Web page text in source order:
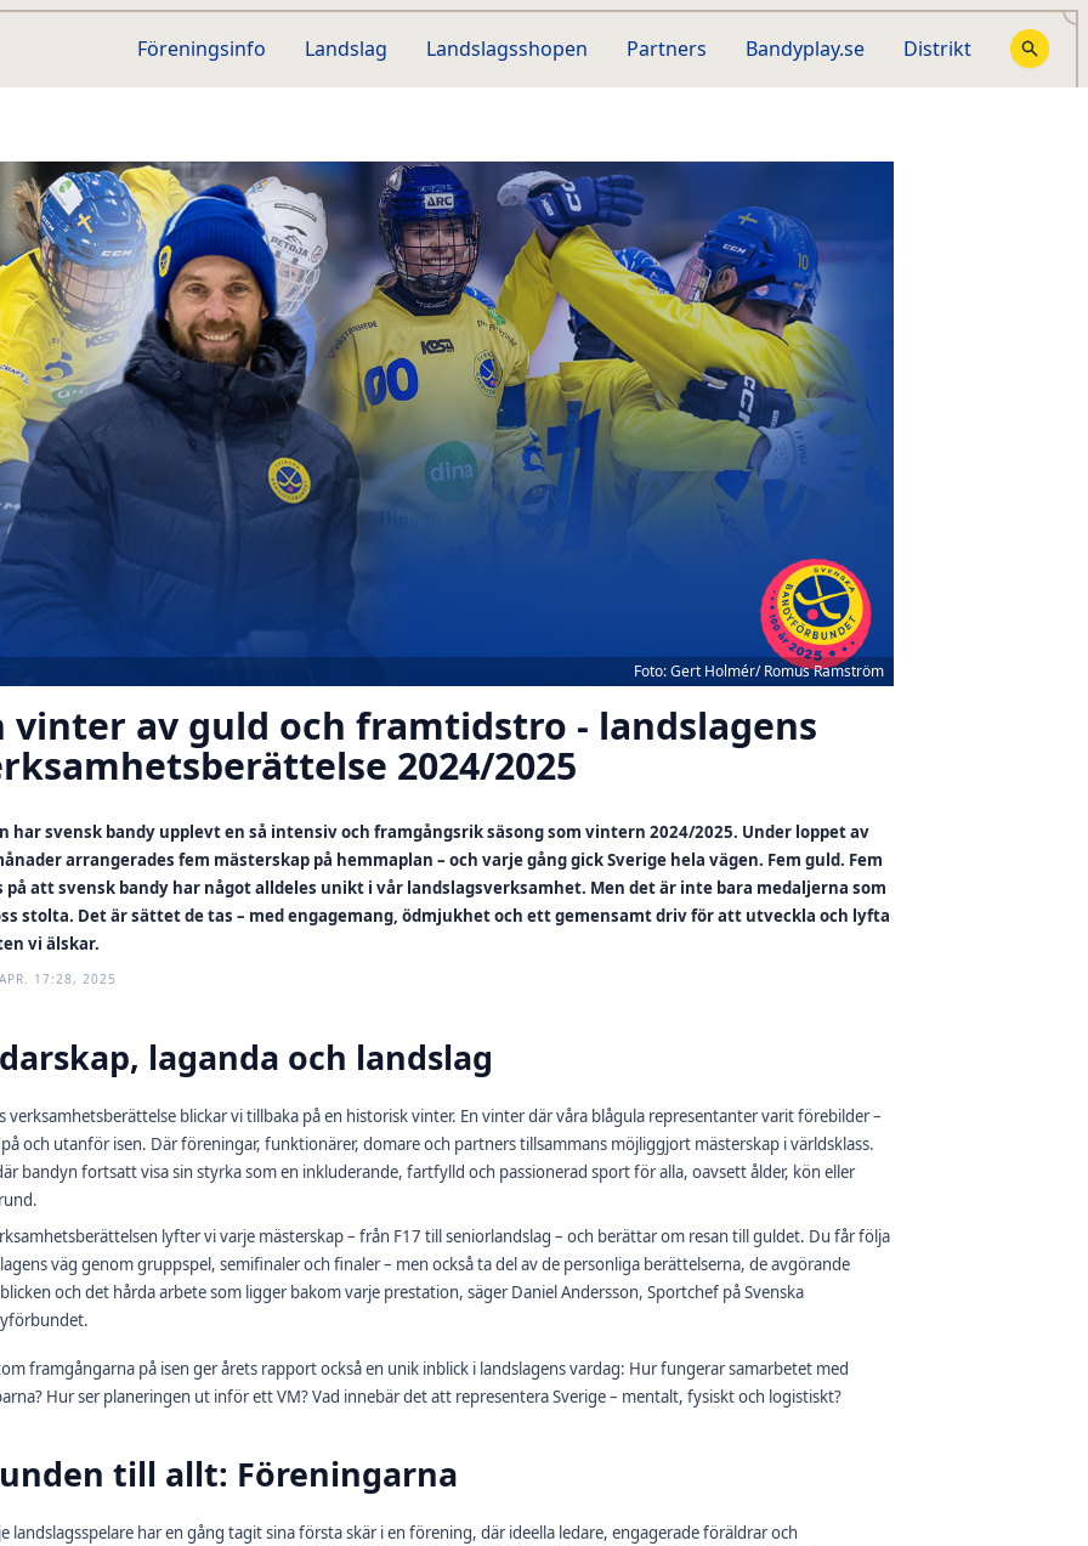
Föreningsinfo Landslag Landslagsshopen Partners Bandyplay.se Distrikt
Foto: Gert Holmér/ Romus Ramström
vinter av guld och framtidstro - landslagens
2024/2025
har svensk bandy upplevt en så intensiv och framgångsrik säsong som vintern 2024/2025. Under loppet av
arrangerades fem mästerskap på hemmaplan – och varje gång gick Sverige hela vägen. Fem guld. Fem
på att svensk bandy har något alldeles unikt i vår landslagsverksamhet. Men det är inte bara medaljerna som
stolta. Det är sättet de tas – med engagemang, ödmjukhet och ett gemensamt driv för att utveckla och lyfta
vi älskar.
17:28, 2025
laganda och landslag
verksamhetsberättelse blickar vi tillbaka på en historisk vinter. En vinter där våra blågula representanter varit förebilder –
och utanför isen. Där föreningar, funktionärer, domare och partners tillsammans möjliggjort mästerskap i världsklass.
bandyn fortsatt visa sin styrka som en inkluderande, fartfylld och passionerad sport för alla, oavsett ålder, kön eller
lyfter vi varje mästerskap – från F17 till seniorlandslag – och berättar om resan till guldet. Du får följa
väg genom gruppspel, semifinaler och finaler – men också ta del av de personliga berättelserna, de avgörande
och det hårda arbete som ligger bakom varje prestation, säger Daniel Andersson, Sportchef på Svenska
framgångarna på isen ger årets rapport också en unik inblick i landslagens vardag: Hur fungerar samarbetet med
Hur ser planeringen ut inför ett VM? Vad innebär det att representera Sverige – mentalt, fysiskt och logistiskt?
till allt: Föreningarna
landslagsspelare har en gång tagit sina första skär i en förening, där ideella ledare, engagerade föräldrar och